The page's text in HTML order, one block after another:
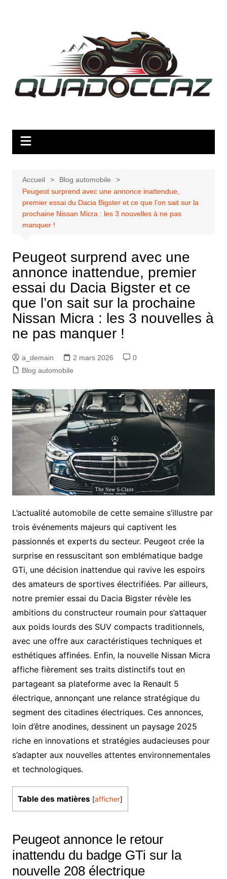
Accueil
Blog automobile
Peugeot surprend avec une annonce inattendue,
premier essai du Dacia Bigster et ce que l’on sait sur la
prochaine Nissan Micra : les 3 nouvelles à ne pas
manquer !
Peugeot surprend avec une
annonce inattendue, premier
essai du Dacia Bigster et ce
que l’on sait sur la prochaine
Nissan Micra : les 3 nouvelles à
ne pas manquer !
a_demain 2 mars 2026
0
Blog automobile
L’actualité automobile de cette semaine s’illustre par
trois événements majeurs qui captivent les
passionnés et experts du secteur. Peugeot crée la
surprise en ressuscitant son emblématique badge
GTi, une décision inattendue qui ravive les espoirs
des amateurs de sportives électrifiées. Par ailleurs,
notre premier essai du Dacia Bigster révèle les
ambitions du constructeur roumain pour s’attaquer
aux poids lourds des SUV compacts traditionnels,
avec une offre aux caractéristiques techniques et
esthétiques affinées. Enfin, la nouvelle Nissan Micra
affiche fièrement ses traits distinctifs tout en
partageant sa plateforme avec la Renault 5
électrique, annonçant une relance stratégique du
segment des citadines électriques. Ces annonces,
loin d’être anodines, dessinent un paysage 2025
riche en innovations et stratégies audacieuses pour
s’adapter aux nouvelles attentes environnementales
et technologiques.
Table des matières [afficher]
Peugeot annonce le retour
inattendu du badge GTi sur la
nouvelle 208 électrique